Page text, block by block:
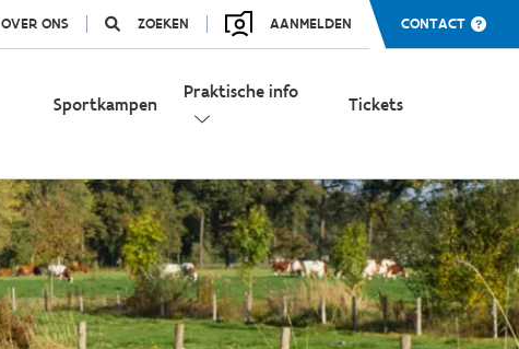
OVER ONS ZOEKEN AANMELDEN CONTACT
Sportkampen
Praktische info
Tickets